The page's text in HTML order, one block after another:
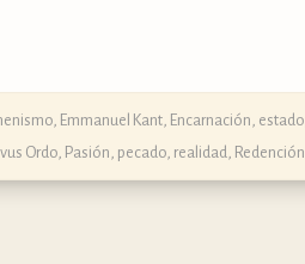
Emmanuel Kant Encarnación estado
Ordo Pasión pecado realidad Redención